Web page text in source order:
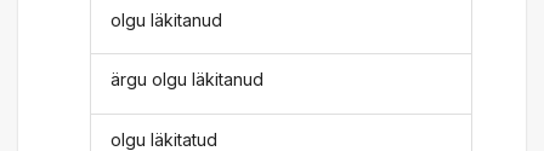
olgu läkitanud
ärgu olgu läkitanud
olgu läkitatud